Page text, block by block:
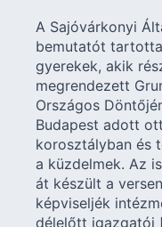
A Sajóvárkonyi
bemutatót
gyerekek, akik
megrendezett
Országos
Budapest adott
korosztályban és
a küzdelmek. Az
át készült a
képviseljék
délelőtt igazgatói